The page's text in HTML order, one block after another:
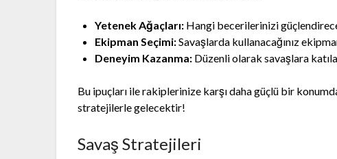
Yetenek Ağaçları: Hangi becerilerinizi
Ekipman Seçimi:Savaşlarda kullanacağınız
Deneyim Kazanma: Düzenli olarak savaşlara
Bu ipuçları ile rakiplerinize karşı daha güçlü bir
stratejilerle gelecektir!
Savaş Stratejileri